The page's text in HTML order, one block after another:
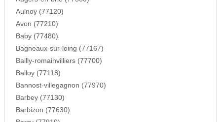
Aulnoy (77120)
Avon (77210)
Baby (77480)
Bagneaux-sur-loing (77167)
Bailly-romainvilliers (77700)
Balloy (77118)
Bannost-villegagnon (77970)
Barbey (77130)
Barbizon (77630)